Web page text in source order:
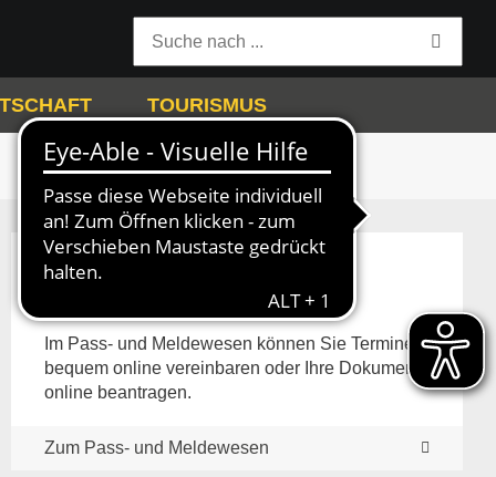
TOURISMUS
Pass- und Meldewesen
Im Pass- und Meldewesen können Sie Termine
bequem online vereinbaren oder Ihre Dokumente
online beantragen.
Zum Pass- und Meldewesen